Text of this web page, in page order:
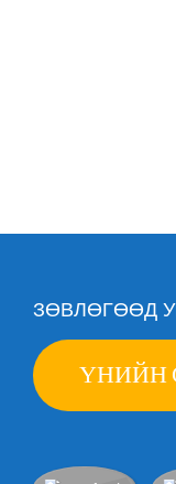
ЗӨВЛӨГӨӨД
ҮНИЙН